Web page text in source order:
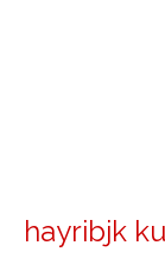
hayribjk